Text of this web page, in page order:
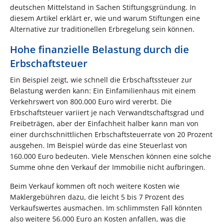
deutschen Mittelstand in Sachen Stiftungsgründung. In
diesem Artikel erklärt er, wie und warum Stiftungen eine
Alternative zur traditionellen Erbregelung sein können.
Hohe finanzielle Belastung durch die
Erbschaftsteuer
Ein Beispiel zeigt, wie schnell die Erbschaftssteuer zur
Belastung werden kann: Ein Einfamilienhaus mit einem
Verkehrswert von 800.000 Euro wird vererbt. Die
Erbschaftsteuer variiert je nach Verwandtschaftsgrad und
Freibeträgen, aber der Einfachheit halber kann man von
einer durchschnittlichen Erbschaftsteuerrate von 20 Prozent
ausgehen. Im Beispiel würde das eine Steuerlast von
160.000 Euro bedeuten. Viele Menschen können eine solche
Summe ohne den Verkauf der Immobilie nicht aufbringen.
Beim Verkauf kommen oft noch weitere Kosten wie
Maklergebühren dazu, die leicht 5 bis 7 Prozent des
Verkaufswertes ausmachen. Im schlimmsten Fall könnten
also weitere 56.000 Euro an Kosten anfallen, was die